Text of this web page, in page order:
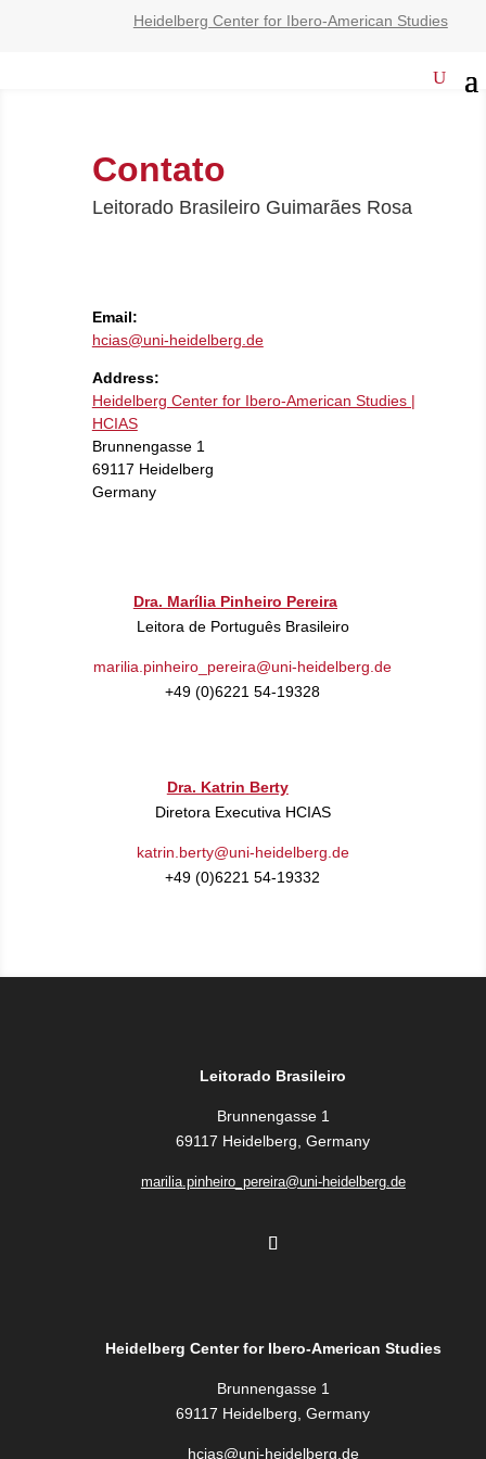
Heidelberg Center for Ibero-American Studies
Contato
Leitorado Brasileiro Guimarães Rosa
Email:
hcias@uni-heidelberg.de
Address:
Heidelberg Center for Ibero-American Studies |
HCIAS
Brunnengasse 1
69117 Heidelberg
Germany
Dra. Marília Pinheiro Pereira
Leitora de Português Brasileiro
marilia.pinheiro_pereira@uni-heidelberg.de
+49 (0)6221 54-19328
Dra. Katrin Berty
Diretora Executiva HCIAS
katrin.berty@uni-heidelberg.de
+49 (0)6221 54-19332
Leitorado Brasileiro
Brunnengasse 1
69117 Heidelberg, Germany
marilia.pinheiro_pereira@uni-heidelberg.de
Heidelberg Center for Ibero-American Studies
Brunnengasse 1
69117 Heidelberg, Germany
hcias@uni-heidelberg.de